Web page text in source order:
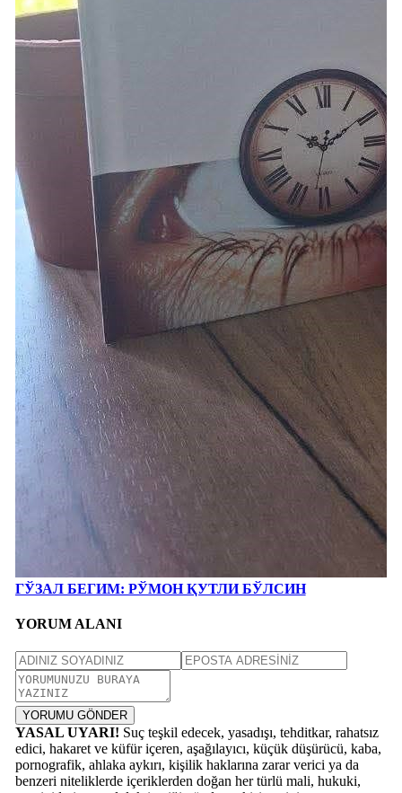
ГЎЗАЛ БЕГИМ: РЎМОН ҚУТЛИ БЎЛСИН
YORUM ALANI
YORUMU GÖNDER
YASAL UYARI! Suç teşkil edecek, yasadışı, tehditkar, rahatsız
edici, hakaret ve küfür içeren, aşağılayıcı, küçük düşürücü, kaba,
pornografik, ahlaka aykırı, kişilik haklarına zarar verici ya da
benzeri niteliklerde içeriklerden doğan her türlü mali, hukuki,